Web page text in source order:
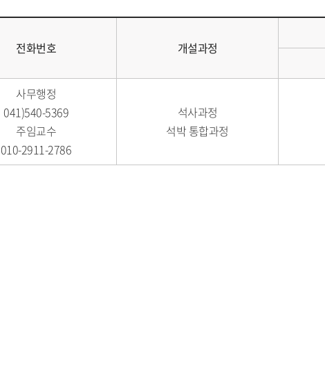
전화번호 개설과정
사무행정
041)540-5369
주임교수
010-2911-2786
석사과정
석박 통합과정